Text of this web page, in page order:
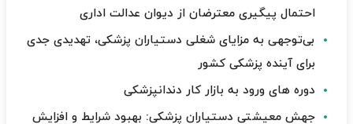
احتمال پیگیری معترضان از دیوان عدالت اداری
بی‌توجهی به مزایای شغلی دستیاران پزشکی، تهدیدی جدی
برای آینده پزشکی کشور
دوره های ورود به بازار کار دندانپزشکی
جهش معیشتی دستیاران پزشکی: بهبود شرایط و افزایش